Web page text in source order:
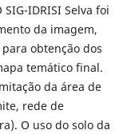
IDRISI Selva foi
da imagem,
obtenção dos
temático final.
da área de
rede de
O uso do solo da